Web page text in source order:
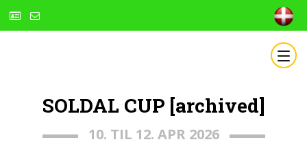
SOLDAL CUP [archived]
10. TIL 12. APR 2026